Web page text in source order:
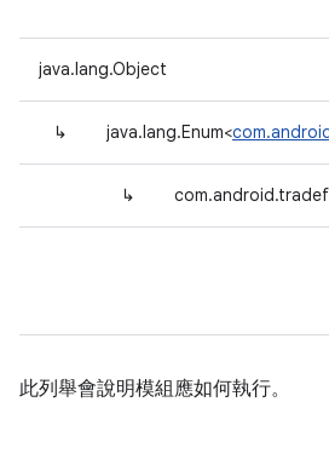
java.lang.Object
↳ java.lang.Enum<
↳
此列舉會說明模組應如何執行。